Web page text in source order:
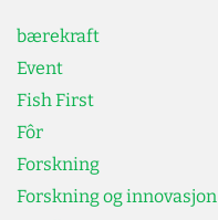
bærekraft
Event
Fish First
Fôr
Forskning
Forskning og innovasjon